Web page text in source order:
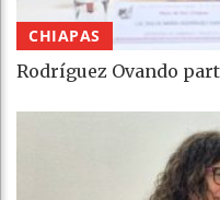
CHIAPAS
Rodríguez Ovando